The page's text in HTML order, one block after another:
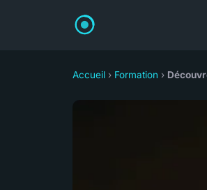
Accueil › Formation ›